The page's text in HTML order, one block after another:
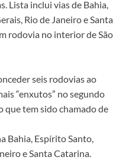
Lista inclui vias de Bahia,
Rio de Janeiro e Santa
rodovia no interior de São
seis rodovias ao
“enxutos” no segundo
que tem sido chamado de
Bahia, Espírito Santo,
e Santa Catarina.